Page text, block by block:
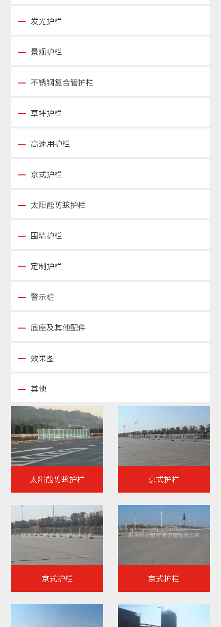
发光护栏
景观护栏
不锈钢复合管护栏
草坪护栏
高速用护栏
京式护栏
太阳能防眩护栏
围墙护栏
定制护栏
警示桩
底座及其他配件
效果图
其他
太阳能防眩护栏 京式护栏
京式护栏 京式护栏